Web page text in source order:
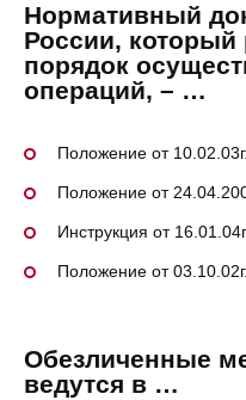
Нормативный
России, который
порядок
операций, – …
Положение от
Положение от
Инструкция от
Положение от
Обезличенные
ведутся в …